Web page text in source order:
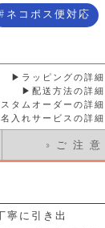
ネコポス便対応
ラッピングの詳
配送方法の詳
スタムオーダーの詳
名入れサービスの詳
» ご 注 意
寧に引き出